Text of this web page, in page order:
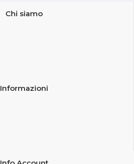
Chi siamo
Informazioni